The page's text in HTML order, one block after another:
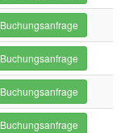
Buchungsanfrage
Buchungsanfrage
Buchungsanfrage
Buchungsanfrage